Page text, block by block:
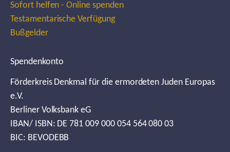
Sofort helfen - Online spenden
Testamentarische Verfügung
Bußgelder
Spendenkonto
Förderkreis Denkmal für die ermordeten Juden Europas
e.V.
Berliner Volksbank eG
IBAN/ ISBN: DE 781 009 000 054 564 080 03
BIC: BEVODEBB